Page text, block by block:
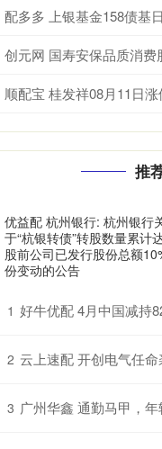
配多多 上银基金158债基日
顺配宝 桂发祥08月11日
推
优益配 杭州银行: 杭州银行
于“杭银转债”转股数量累计
股前公司已发行股份总额
份变动的公告
1 好牛优配 4月中国减持82亿美元美债
2 云上速配 开创电气任
3 广州华鑫 通勤马甲，年